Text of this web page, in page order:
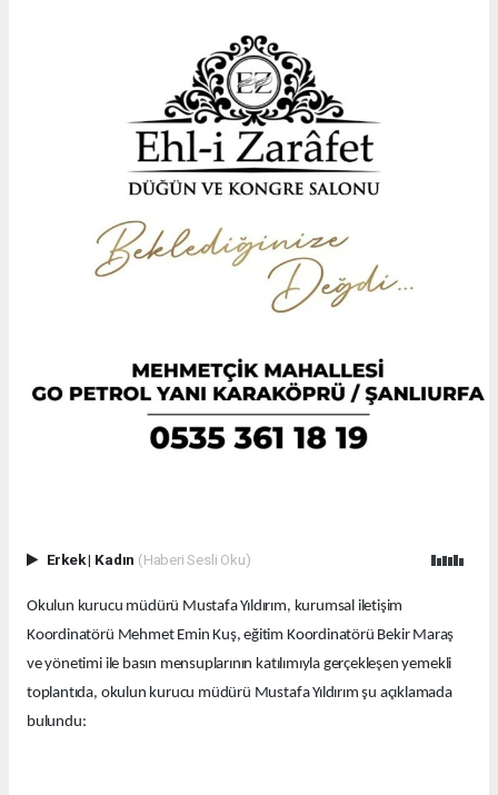
Erkek| Kadın (Haberi Sesli Oku)
Okulun kurucu müdürü Mustafa Yıldırım, kurumsal iletişim
Koordinatörü Mehmet Emin Kuş, eğitim Koordinatörü Bekir Maraş
ve yönetimi ile basın mensuplarının katılımıyla gerçekleşen yemekli
toplantıda, okulun kurucu müdürü Mustafa Yıldırım şu açıklamada
bulundu: